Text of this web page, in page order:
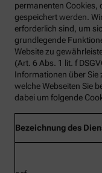
permanenten Cookies,
gespeichert werden.
erforderlich sind, um
grundlegende
Website zu
(Art. 6 Abs. 1 lit. f
Informationen über Sie
welche Webseiten Sie
dabei um folgende
Bezeichnungdes